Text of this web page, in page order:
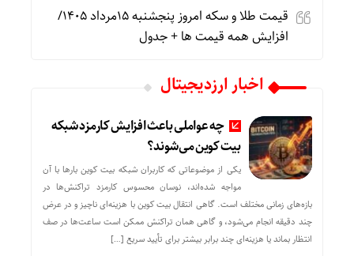
قیمت طلا و سکه امروز پنجشنبه 15مرداد 1405/
افزایش همه قیمت ها + جدول
اخبار ارزدیجیتال
چه عواملی باعث افزایش کارمزد شبکه
بیت کوین می‌شوند؟
یکی از موضوعاتی که کاربران شبکه بیت کوین بارها با آن
مواجه شده‌اند، نوسان محسوس کارمزد تراکنش‌ها در
بازه‌های زمانی مختلف است. گاهی انتقال بیت کوین با هزینه‌ای ناچیز و در عرض
چند دقیقه انجام می‌شود، و گاهی همان تراکنش ممکن است ساعت‌ها در صف
انتظار بماند یا هزینه‌ای چند برابر بیشتر برای تأیید سریع […]